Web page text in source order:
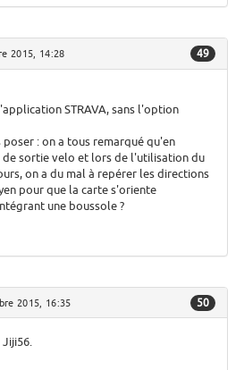
2015, 14:28 49
STRAVA, sans l'option
: on a tous remarqué qu'en
sortie velo et lors de l'utilisation du
on a du mal à repérer les directions
pour que la carte s'oriente
une boussole ?
2015, 16:35 50
Jiji56.